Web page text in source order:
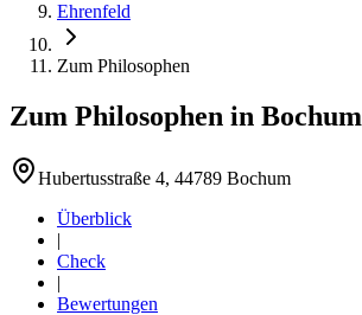
Ehrenfeld
Zum Philosophen
Zum Philosophen in Bochum
Hubertusstraße 4, 44789 Bochum
Überblick
|
Check
|
Bewertungen